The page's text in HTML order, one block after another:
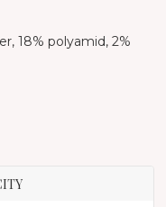
18% polyamid, 2%